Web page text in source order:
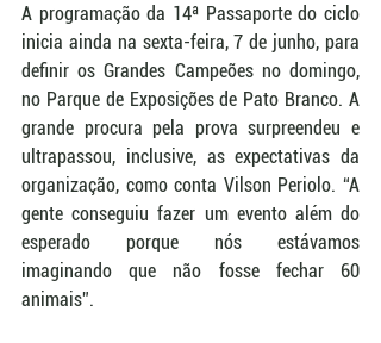
A programação da 14ª Passaporte do ciclo
inicia ainda na sexta-feira, 7 de junho, para
definir os Grandes Campeões no domingo,
no Parque de Exposições de Pato Branco. A
grande procura pela prova surpreendeu e
ultrapassou, inclusive, as expectativas da
organização, como conta Vilson Periolo. “A
gente conseguiu fazer um evento além do
esperado porque nós estávamos
imaginando que não fosse fechar 60
animais”.